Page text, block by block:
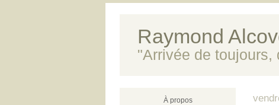
Raymond
"Arrivée de toujours,
À propos